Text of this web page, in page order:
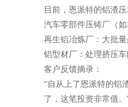
目前，恩派特的铝渣
汽车零部件压铸厂（
再生铝冶炼厂：大批
铝型材厂：处理挤压
客户反馈摘录：
“自从上了恩派特的铝
了，这笔投资非常值